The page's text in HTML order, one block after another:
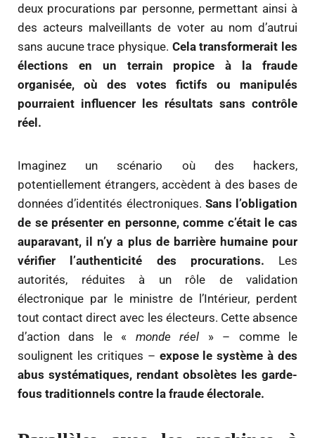
deux procurations par personne, permettant ainsi à
des acteurs malveillants de voter au nom d’autrui
sans aucune trace physique. Cela transformerait les
élections en un terrain propice à la fraude
organisée, où des votes fictifs ou manipulés
pourraient influencer les résultats sans contrôle
réel.
Imaginez un scénario où des hackers,
potentiellement étrangers, accèdent à des bases de
données d’identités électroniques. Sans l’obligation
de se présenter en personne, comme c’était le cas
auparavant, il n’y a plus de barrière humaine pour
vérifier l’authenticité des procurations. Les
autorités, réduites à un rôle de validation
électronique par le ministre de l’Intérieur, perdent
tout contact direct avec les électeurs. Cette absence
d’action dans le « monde réel » – comme le
soulignent les critiques – expose le système à des
abus systématiques, rendant obsolètes les garde-
fous traditionnels contre la fraude électorale.